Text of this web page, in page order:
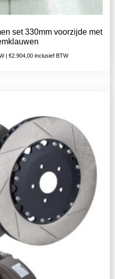
set 330mm voorzijde met
| €2.904,00 inclusief BTW